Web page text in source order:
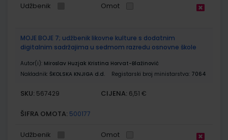
Udžbenik Omot
MOJE BOJE 7; udžbenik likovne kulture s dodatnim
digitalnim sadržajima u sedmom razredu osnovne škole
Autor(i): Miroslav Huzjak Kristina Horvat-Blažinović
Nakladnik: ŠKOLSKA KNJIGA d.d. Registarski broj ministarstva: 7064
SKU: 567429 CIJENA: 6,51 €
ŠIFRA OMOTA: 500177
Udžbenik Omot